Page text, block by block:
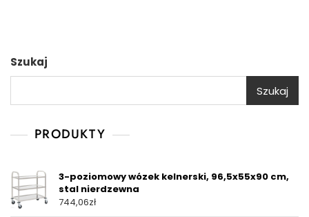
Szukaj
Szukaj
PRODUKTY
3-poziomowy wózek kelnerski, 96,5x55x90 cm,
stal nierdzewna
744,06zł